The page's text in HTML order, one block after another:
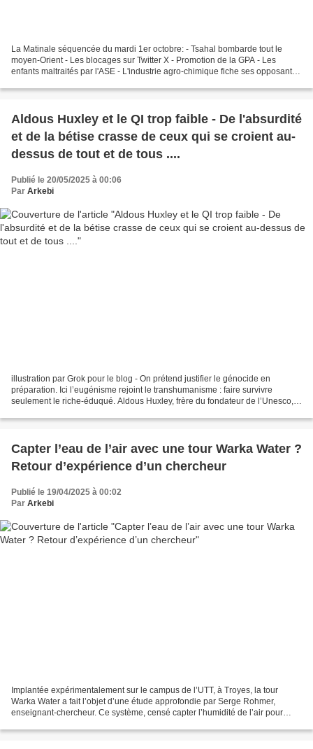
La Matinale séquencée du mardi 1er octobre: - Tsahal bombarde tout le
moyen-Orient - Les blocages sur Twitter X - Promotion de la GPA - Les
enfants maltraités par l'ASE - L'industrie agro-chimique fiche ses opposants
Aldous Huxley et le QI trop faible - De l'absurdité
et de la bétise crasse de ceux qui se croient au-
dessus de tout et de tous ....
Publié le 20/05/2025 à 00:06
Par Arkebi
illustration par Grok pour le blog - On prétend justifier le génocide en
préparation. Ici l’eugénisme rejoint le transhumanisme : faire survivre
seulement le riche-éduqué. Aldous Huxley, frère du fondateur de l’Unesco,
Capter l’eau de l’air avec une tour Warka Water ?
Retour d’expérience d’un chercheur
Publié le 19/04/2025 à 00:02
Par Arkebi
Implantée expérimentalement sur le campus de l’UTT, à Troyes, la tour
Warka Water a fait l’objet d’une étude approfondie par Serge Rohmer,
enseignant-chercheur. Ce système, censé capter l’humidité de l’air pour